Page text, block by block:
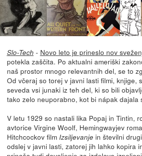
Slo-Tech - Novo leto je prineslo nov
potekla zaščita. Po aktualni ameriški
naš prostor mnogo relevantnih del, se to
Od včeraj so torej v javni lasti filmi, knjige,
seveda vsi junaki iz teh del, ki so bili
tako zelo neuporabno, kot bi nápak dajala
V letu 1929 so nastali lika Popaj in Tintin,
avtorice Virgine Woolf, Hemingwayjev
Hitchcockov film Izsiljevanjein številni
odslej v javni lasti, zatorej jih lahko kopira